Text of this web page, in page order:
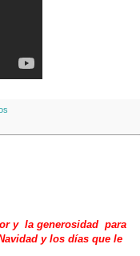
y la generosidad para
y los días que le